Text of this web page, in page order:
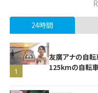
24時間
1
友廣アナの自転
125kmの自転車